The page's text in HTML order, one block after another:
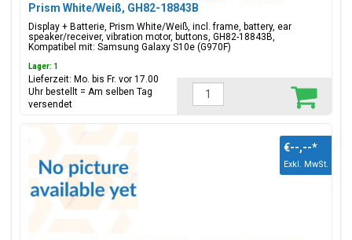
Prism White/Weiß, GH82-18843B
Display + Batterie, Prism White/Weiß, incl. frame, battery, ear
speaker/receiver, vibration motor, buttons, GH82-18843B,
Kompatibel mit: Samsung Galaxy S10e (G970F)
Lager: 1
Lieferzeit: Mo. bis Fr. vor 17.00
Uhr bestellt = Am selben Tag
versendet
€--,--*
Exkl. MwSt.